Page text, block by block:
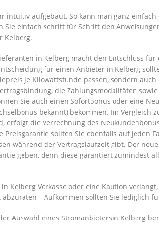
intuitiv aufgebaut. So kann man ganz
Sie einfach schritt für Schritt den
Kelberg.
in Kelberg macht den Entschluss
für einen Anbieter in Kelberg
je Kilowattstunde passen, sondern
die Zahlungsmodalitäten
Sie auch einen Sofortbonus oder eine
bekannt) bekommen. Im Vergleich
erfolgt die Verrechnung des
Preisgarantie sollten Sie ebenfalls auf jeden
während der Vertragslaufzeit gibt. Der
geben, denn diese garantiert zumindest
Kelberg Vorkasse oder eine Kaution
abzuraten – Aufkommen sollten Sie lediglich
Auswahl eines Stromanbietersin Kelberg